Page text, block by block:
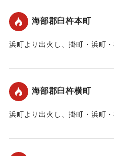
海部郡臼杵本町
浜町より出火し、掛町・浜町
海部郡臼杵横町
浜町より出火し、掛町・浜町